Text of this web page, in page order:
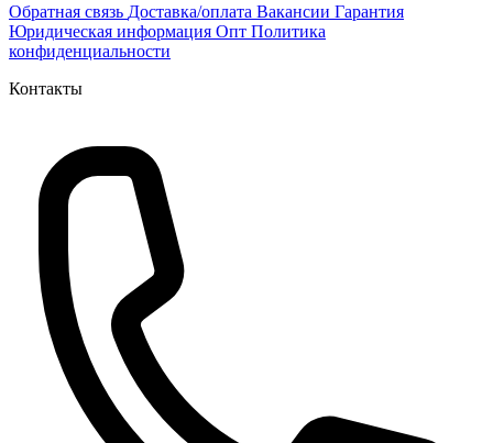
Обратная связь Доставка/оплата Вакансии Гарантия
Юридическая информация Опт Политика
конфиденциальности
Контакты